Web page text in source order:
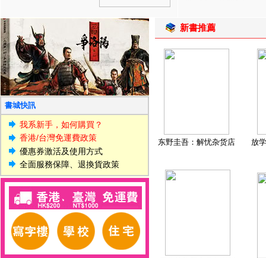
書城快訊
我系新手，如何購買？
香港/台灣免運費政策
優惠券激活及使用方式
全面服務保障、退換貨政策
新書推薦
东野圭吾：解忧杂货店 放